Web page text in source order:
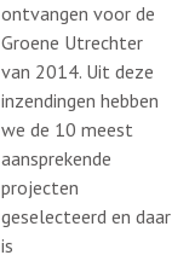
ontvangen voor de
Groene Utrechter
van 2014. Uit deze
inzendingen hebben
we de 10 meest
aansprekende
projecten
geselecteerd en daar
is